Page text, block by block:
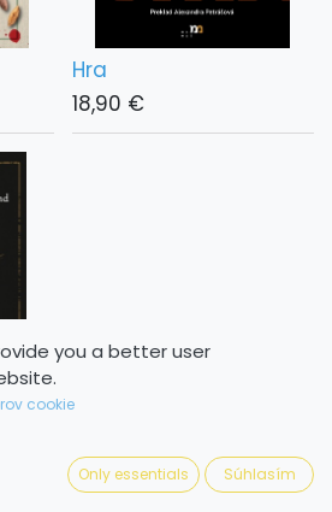
Hra
18,90 €
you a better user
cookie
Only essentials Súhlasím